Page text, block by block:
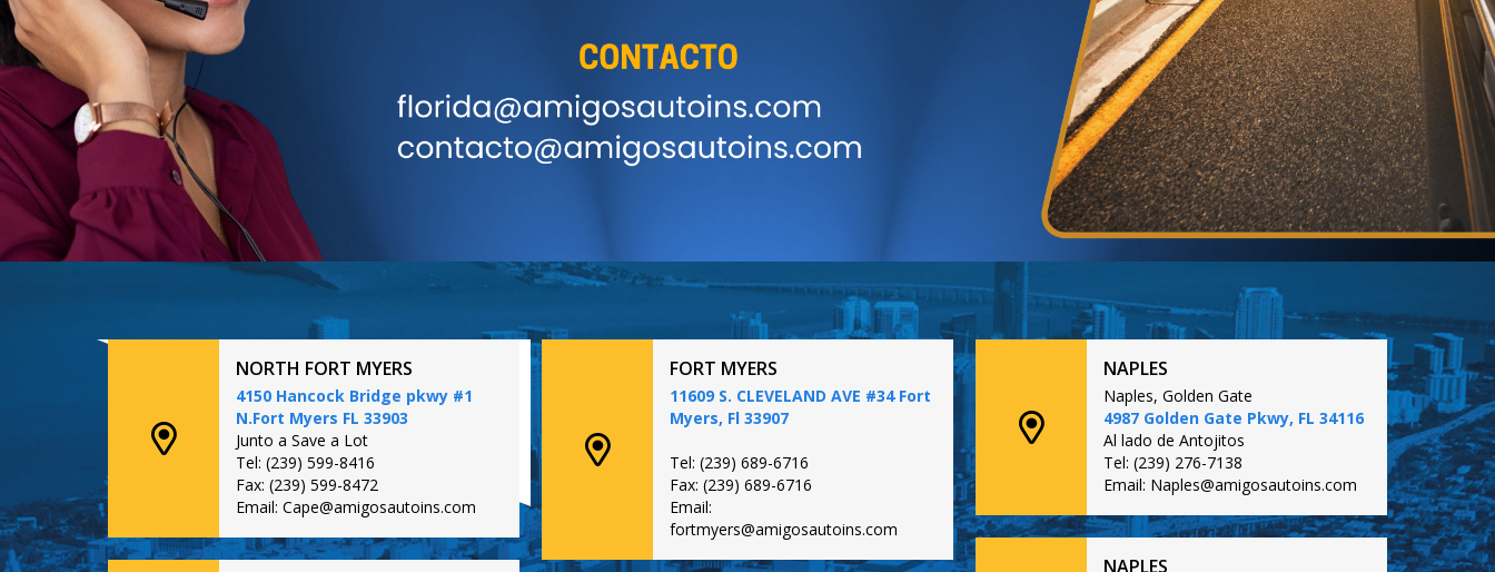
NORTH FORT MYERS
4150 Hancock Bridge pkwy #1
N.Fort Myers FL 33903
Junto a Save a Lot
Tel: (239) 599-8416
Fax: (239) 599-8472
Email: Cape@amigosautoins.com
FORT MYERS
11609 S. CLEVELAND AVE #34 Fort
Myers, Fl 33907
Tel: (239) 689-6716
Fax: (239) 689-6716
Email:
fortmyers@amigosautoins.com
NAPLES
Naples, Golden Gate
4987 Golden Gate Pkwy, FL 34116
Al lado de Antojitos
Tel: (239) 276-7138
Email: Naples@amigosautoins.com
NAPLES